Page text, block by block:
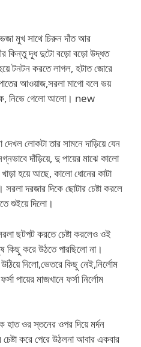
মুখ সাথে চিরুন দাঁত আর
কিন্তু দূধ দুটো বড়ো বড়ো উদ্ধত
টনটন করতে লাগল, হটাত জোরে
আওয়াজ,সরলা মাগো বলে ভয়
নিভে গেলো আলো। new
লোকটা তার সামনে দাড়িয়ে যেন
দাঁড়িয়ে, দু পায়ের মাঝে কালো
হয়ে আছে, কালো ধোনের কাটা
দরজার দিকে ছোটার চেষ্টা করলে
শুইয়ে দিলো।
ছটপট করতে চেষ্টা করলেও ওই
কিছু করে উঠতে পারছিলো না।
দিলো,ভেতরে কিছু নেই,নির্লোম
পায়ের মাজখানে ফর্সা নির্লোম
ওর স্তনের ওপর দিয়ে মর্দন
করে পেরে উঠলনা আবার একবার